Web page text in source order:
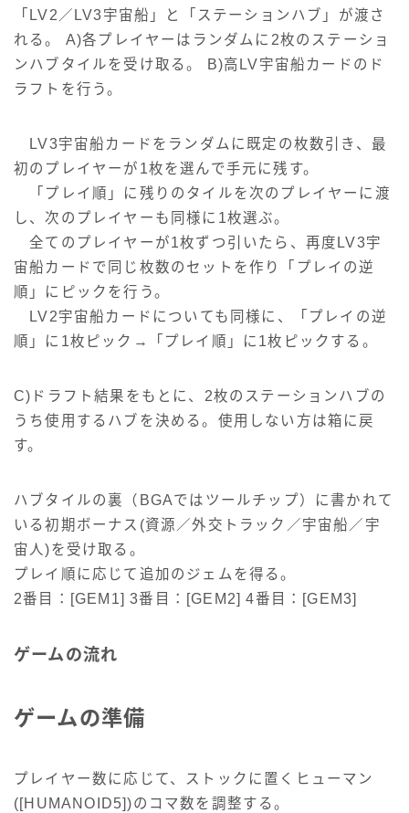
「LV2／LV3宇宙船」と「ステーションハブ」が渡さ
れる。 A)各プレイヤーはランダムに2枚のステーショ
ンハブタイルを受け取る。 B)高LV宇宙船カードのド
ラフトを行う。
LV3宇宙船カードをランダムに既定の枚数引き、最
初のプレイヤーが1枚を選んで手元に残す。
「プレイ順」に残りのタイルを次のプレイヤーに渡
し、次のプレイヤーも同様に1枚選ぶ。
全てのプレイヤーが1枚ずつ引いたら、再度LV3宇
宙船カードで同じ枚数のセットを作り「プレイの逆
順」にピックを行う。
LV2宇宙船カードについても同様に、「プレイの逆
順」に1枚ピック→「プレイ順」に1枚ピックする。
C)ドラフト結果をもとに、2枚のステーションハブの
うち使用するハブを決める。使用しない方は箱に戻
す。
ハブタイルの裏（BGAではツールチップ）に書かれて
いる初期ボーナス(資源／外交トラック／宇宙船／宇
宙人)を受け取る。
プレイ順に応じて追加のジェムを得る。
2番目：[GEM1] 3番目：[GEM2] 4番目：[GEM3]
ゲームの流れ
ゲームの準備
プレイヤー数に応じて、ストックに置くヒューマン
([HUMANOID5])のコマ数を調整する。